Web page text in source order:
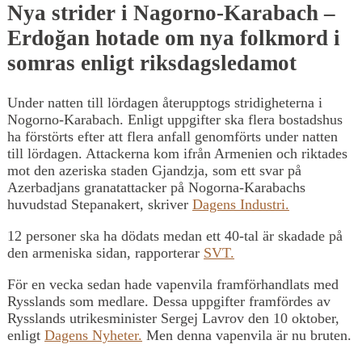
Nya strider i Nagorno-Karabach –
Erdoğan hotade om nya folkmord i
somras enligt riksdagsledamot
Under natten till lördagen återupptogs stridigheterna i
Nogorno-Karabach. Enligt uppgifter ska flera bostadshus
ha förstörts efter att flera anfall genomförts under natten
till lördagen. Attackerna kom ifrån Armenien och riktades
mot den azeriska staden Gjandzja, som ett svar på
Azerbadjans granatattacker på Nogorna-Karabachs
huvudstad Stepanakert, skriver Dagens Industri.
12 personer ska ha dödats medan ett 40-tal är skadade på
den armeniska sidan, rapporterar SVT.
För en vecka sedan hade vapenvila framförhandlats med
Rysslands som medlare. Dessa uppgifter framfördes av
Rysslands utrikesminister Sergej Lavrov den 10 oktober,
enligt Dagens Nyheter. Men denna vapenvila är nu bruten.